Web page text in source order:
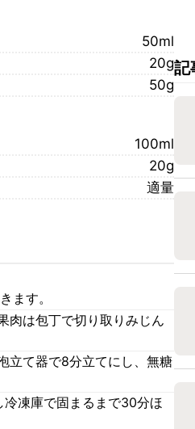
50ml
20g
50g
100ml
20g
適量
ます。
肉は包丁で切り取りみじん
立て器で8分立てにし、無糖
凍庫で固まるまで30分ほ
記